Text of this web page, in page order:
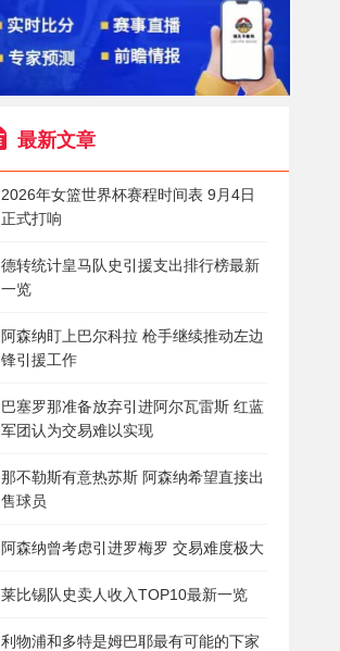
最新文章
2026年女篮世界杯赛程时间表 9月4日
正式打响
德转统计皇马队史引援支出排行榜最新
一览
阿森纳盯上巴尔科拉 枪手继续推动左边
锋引援工作
巴塞罗那准备放弃引进阿尔瓦雷斯 红蓝
军团认为交易难以实现
那不勒斯有意热苏斯 阿森纳希望直接出
售球员
阿森纳曾考虑引进罗梅罗 交易难度极大
莱比锡队史卖人收入TOP10最新一览
利物浦和多特是姆巴耶最有可能的下家